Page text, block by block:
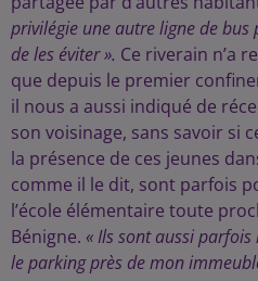
privilégie une autre ligne de
de les éviter ». Ce riverain n’a
que depuis le premier
il nous a aussi indiqué de
son voisinage, sans savoir si
la présence de ces jeunes
comme il le dit, sont parfois
l’école élémentaire toute
Bénigne. « Ils sont aussi
le parking près de mon